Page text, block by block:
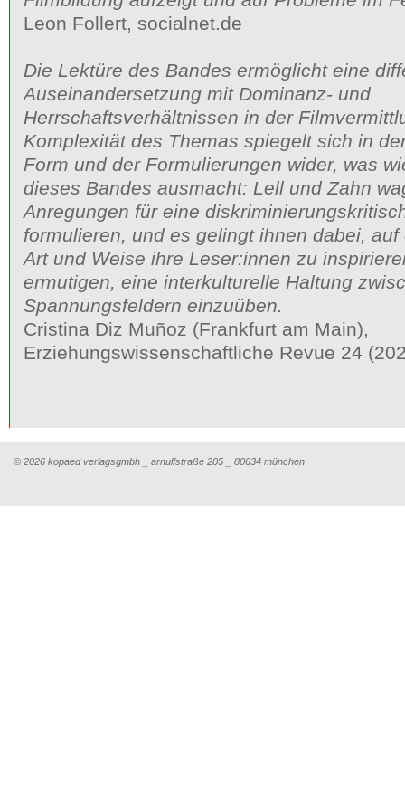
Leon Follert, socialnet.de
Die Lektüre des Bandes ermöglicht eine
Auseinandersetzung mit Dominanz- und
Herrschaftsverhältnissen in der
Komplexität des Themas spiegelt sich in
Form und der Formulierungen wider, was
dieses Bandes ausmacht: Lell und Zahn
Anregungen für eine
formulieren, und es gelingt ihnen dabei,
Art und Weise ihre Leser:innen zu
ermutigen, eine interkulturelle Haltung
Spannungsfeldern einzuüben.
Cristina Diz Muñoz (Frankfurt am Main),
Erziehungswissenschaftliche Revue 24
© 2026 kopaed verlagsgmbh _ arnulfstraße 205 _ 80634 münchen